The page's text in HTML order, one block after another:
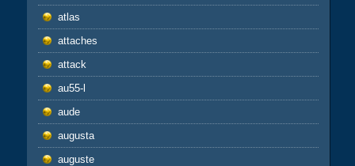
atlas
attaches
attack
au55-l
aude
augusta
auguste